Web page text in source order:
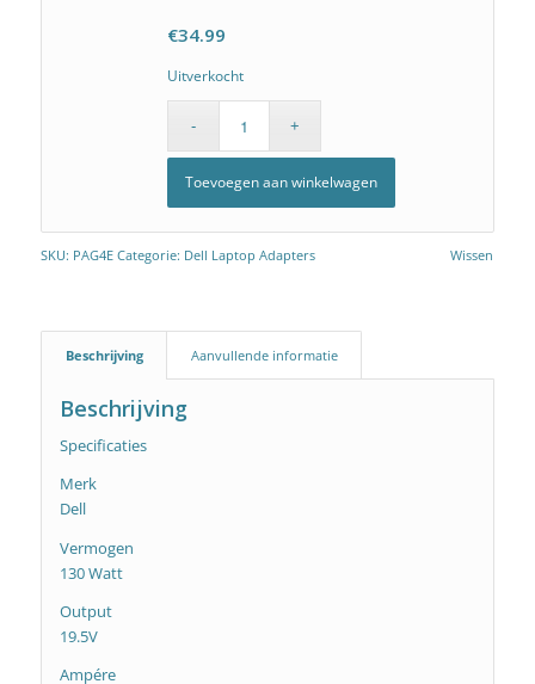
Wissen
€34.99
Uitverkocht
Toevoegen aan winkelwagen
SKU: PAG4E Categorie: Dell Laptop Adapters
Beschrijving Aanvullende informatie
Beschrijving
Specificaties
Merk
Dell
Vermogen
130 Watt
Output
19.5V
Ampére